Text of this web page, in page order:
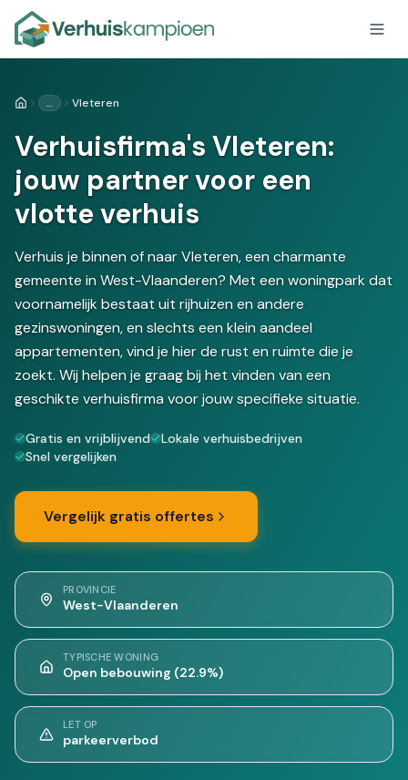
Home… Vleteren
Verhuisfirma's Vleteren:
jouw partner voor een
vlotte verhuis
Verhuis je binnen of naar Vleteren, een charmante
gemeente in West-Vlaanderen? Met een woningpark dat
voornamelijk bestaat uit rijhuizen en andere
gezinswoningen, en slechts een klein aandeel
appartementen, vind je hier de rust en ruimte die je
zoekt. Wij helpen je graag bij het vinden van een
geschikte verhuisfirma voor jouw specifieke situatie.
Gratis en vrijblijvend
Lokale verhuisbedrijven
Snel vergelijken
Vergelijk gratis offertes
PROVINCIE
West-Vlaanderen
TYPISCHE WONING
Open bebouwing (22.9%)
LET OP
parkeerverbod